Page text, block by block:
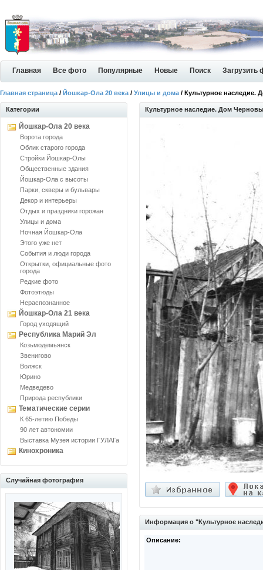
Главная Все фото Популярные Новые Поиск Загрузить
Главная страница / Йошкар-Ола 20 века / Улицы и дома / Культурное наследие.
Категории
Йошкар-Ола 20 века
Ворота города
Облик старого города
Стройки Йошкар-Олы
Общественные здания
Йошкар-Ола с высоты
Парки, скверы и бульвары
Декор и интерьеры
Отдых и праздники горожан
Улицы и дома
Ночная Йошкар-Ола
Этого уже нет
События и люди города
Открытки, официальные фото
города
Редкие фото
Фотоэтюды
Нераспознанное
Йошкар-Ола 21 века
Город уходящий
Республика Марий Эл
Козьмодемьянск
Звенигово
Волжск
Юрино
Медведево
Природа республики
Тематические серии
К 65-летию Победы
90 лет автономии
Выставка Музея истории ГУЛАГа
Кинохроника
Случайная фотография
Культурное наследие. Дом
Информация о "Культурное
Описание: